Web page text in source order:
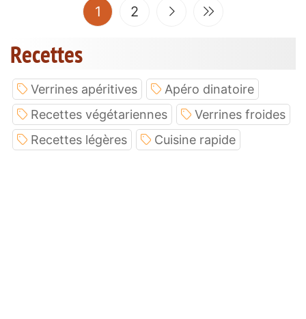
1 (current)
2
Recettes
Verrines apéritives
Apéro dinatoire
Recettes végétariennes
Verrines froides
Recettes légères
Cuisine rapide